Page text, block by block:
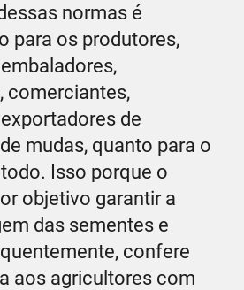
normas é
para os produtores,
comerciantes,
de
mudas, quanto para o
Isso porque o
objetivo garantir a
das sementes e
confere
aos agricultores com